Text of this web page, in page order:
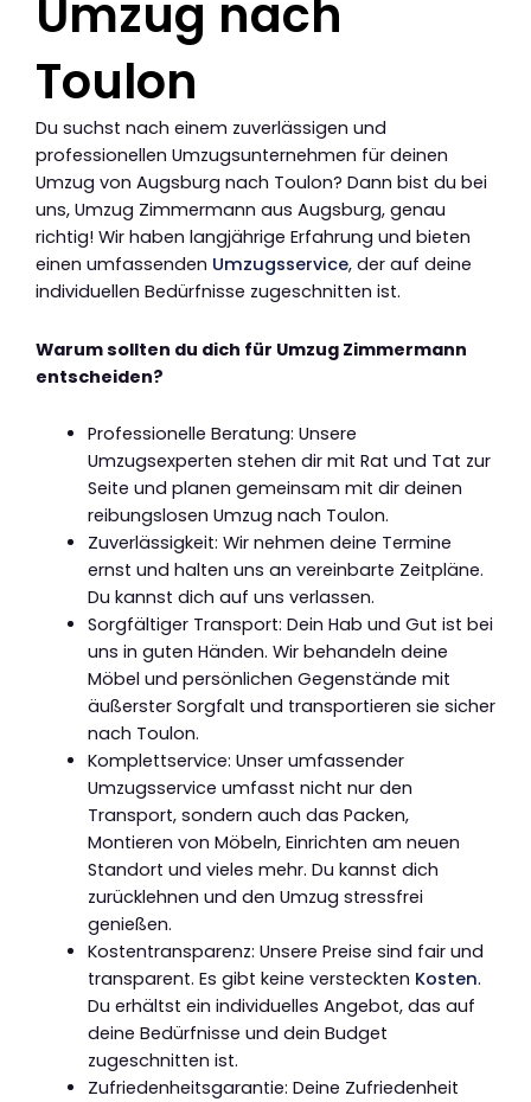
Umzug nach
Toulon
Du suchst nach einem zuverlässigen und
professionellen Umzugsunternehmen für deinen
Umzug von Augsburg nach Toulon? Dann bist du bei
uns, Umzug Zimmermann aus Augsburg, genau
richtig! Wir haben langjährige Erfahrung und bieten
einen umfassenden Umzugsservice, der auf deine
individuellen Bedürfnisse zugeschnitten ist.
Warum sollten du dich für Umzug Zimmermann
entscheiden?
Professionelle Beratung: Unsere
Umzugsexperten stehen dir mit Rat und Tat zur
Seite und planen gemeinsam mit dir deinen
reibungslosen Umzug nach Toulon.
Zuverlässigkeit: Wir nehmen deine Termine
ernst und halten uns an vereinbarte Zeitpläne.
Du kannst dich auf uns verlassen.
Sorgfältiger Transport: Dein Hab und Gut ist bei
uns in guten Händen. Wir behandeln deine
Möbel und persönlichen Gegenstände mit
äußerster Sorgfalt und transportieren sie sicher
nach Toulon.
Komplettservice: Unser umfassender
Umzugsservice umfasst nicht nur den
Transport, sondern auch das Packen,
Montieren von Möbeln, Einrichten am neuen
Standort und vieles mehr. Du kannst dich
zurücklehnen und den Umzug stressfrei
genießen.
Kostentransparenz: Unsere Preise sind fair und
transparent. Es gibt keine versteckten Kosten.
Du erhältst ein individuelles Angebot, das auf
deine Bedürfnisse und dein Budget
zugeschnitten ist.
Zufriedenheitsgarantie: Deine Zufriedenheit